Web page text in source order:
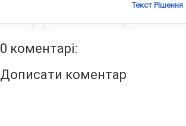
Текст Рішення
0 коментарі:
Дописати коментар